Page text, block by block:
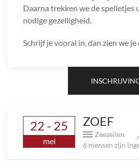
Daarna trekken we de spelletjes
nodige gezelligheid.
Schrijf je vooral in, dan zien we
22 - 25
mei
ZOEF
Zeezeilen
6 mensen zijn